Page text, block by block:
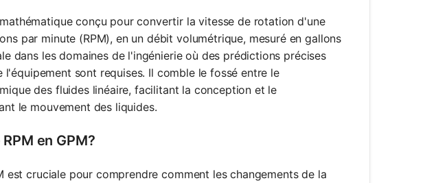
conçu pour convertir la vitesse de rotation d'une
par minute (RPM), en un débit volumétrique, mesuré en gallons
dans les domaines de l'ingénierie où des prédictions précises
sont requises. Il comble le fossé entre le
des fluides linéaire, facilitant la conception et le
le mouvement des liquides.
en GPM?
est cruciale pour comprendre comment les changements de la